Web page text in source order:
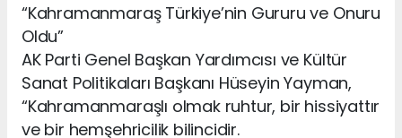
“Kahramanmaraş Türkiye’nin Gururu ve Onuru
Oldu”
AK Parti Genel Başkan Yardımcısı ve Kültür
Sanat Politikaları Başkanı Hüseyin Yayman,
“Kahramanmaraşlı olmak ruhtur, bir hissiyattır
ve bir hemşehricilik bilincidir.